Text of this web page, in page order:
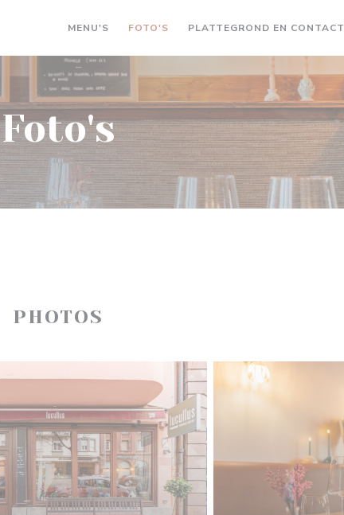
MENU'S FOTO'S PLATTEGROND EN CONTACT
Foto's
PHOTOS